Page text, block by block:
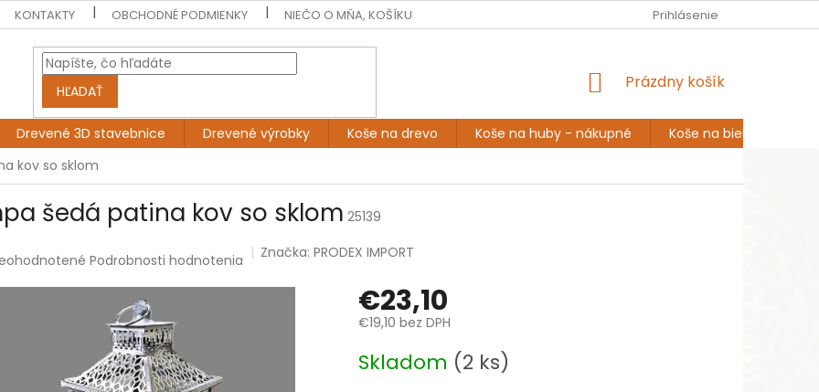
KONTAKTY OBCHODNÉ PODMIENKY NIEČO O MŇA, KOŠÍKURINA DOPRAVA A PLATBA
Prihlásenie
HĽADAŤ
NÁKUPNÝ
Prázdny košík
Drevené 3D stavebnice Drevené výrobky Koše na drevo Koše na huby - nákupné Koše na bielizeň
kov so sklom
šedá patina kov so sklom 25139
hviezdičiek.
Podrobnosti hodnotenia Značka:PRODEX IMPORT
€23,10
€19,10 bez DPH
cena:
Skladom (2 ks)